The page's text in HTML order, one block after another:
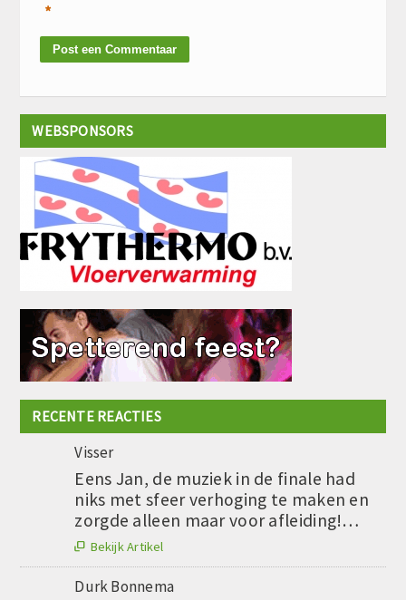
*
WEBSPONSORS
RECENTE REACTIES
Visser
Eens Jan, de muziek in de finale had
niks met sfeer verhoging te maken en
zorgde alleen maar voor afleiding!…
 Bekijk Artikel
Durk Bonnema